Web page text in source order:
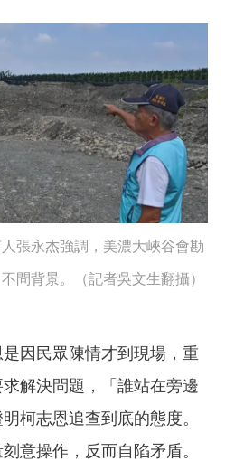
張永杰強調，美濃大峽谷會勘
問背景。（記者吳文生翻攝）
因民眾陳情才到現場，重
解決問題，「誰站在旁邊
柯志恩追查到底的態度。
意操作，反而自陷矛盾。